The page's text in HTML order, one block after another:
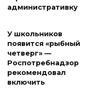
административку
У школьников
появится «рыбный
четверг» —
Роспотребнадзор
рекомендовал
включить